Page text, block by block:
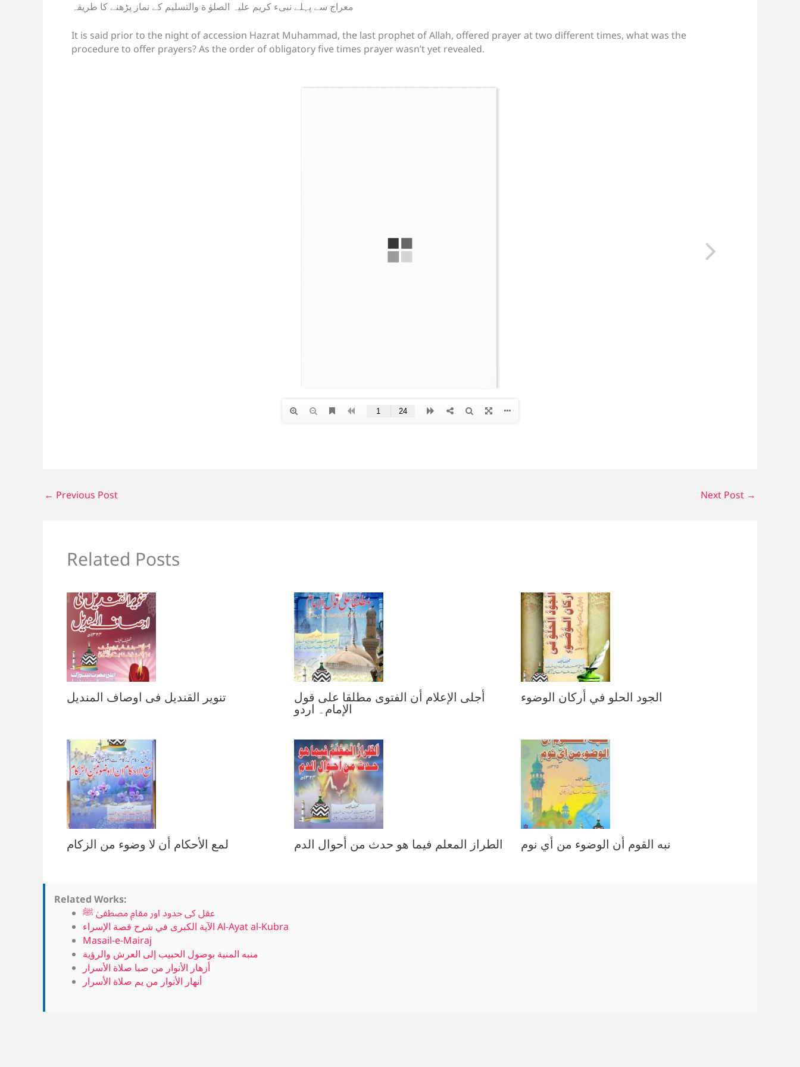
p o
k
k a
sl
at
معراج سے پہلے نبیء کریم علیہ الصلوٰ ة والتسلیم کے نماز پڑھنے کا طریقہ
It is said prior to the night of accession Hazrat Muhammad, the last prophet of Allah, offered prayer at two different times, what was the
procedure to offer prayers? As the order of obligatory five times prayer wasn’t yet revealed.
← Previous Post Next Post →
Related Posts
تنویر القندیل فی اوصاف المندیل أجلى الإعلام أن الفتوى مطلقا على قول
الإمام۔ اردو
الجود الحلو في أركان الوضوء
لمع الأحكام أن لا وضوء من الزكام الطراز المعلم فيما هو حدث من أحوال الدم نبه القوم أن الوضوء من أي نوم
Related Works:
عقل کی حدود اور مقامِ مصطفیٰ ﷺ
الآية الكبرى في شرح قصة الإسراء Al-Ayat al-Kubra
Masail-e-Mairaj
منبه المنية بوصول الحبيب إلى العرش والرؤية
أزهار الأنوار من صبا صلاة الأسرار
أنهار الأنوار من يم صلاة الأسرار